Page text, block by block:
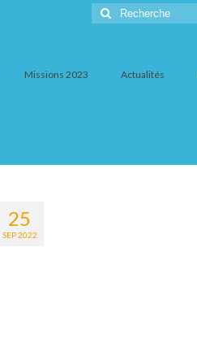
Rechercher
:
Missions 2023 Actualités
25
SEP 2022